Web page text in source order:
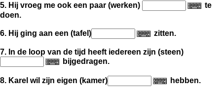
5. Hij vroeg me ook een paar (werken)
te
doen.
6. Hij ging aan een (tafel) zitten.
7. In de loop van de tijd heeft iedereen zijn (steen)
bijgedragen.
8. Karel wil zijn eigen (kamer) hebben.